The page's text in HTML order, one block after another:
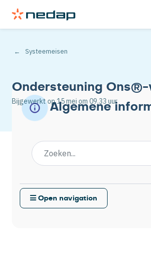
Systeemeisen
Ondersteuning Ons®-
Bijgewerkt op15 mei om 09.33 uur
Algemene
Open navigation